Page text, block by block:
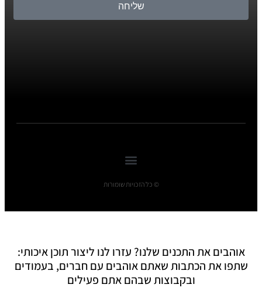
שליחה
© כל הזכויות שומורות
אוהבים את התכנים שלנו? עזרו לנו ליצור תוכן איכותי:
שתפו את הכתבות שאתם אוהבים עם חברים, בעמודים
ובקבוצות שבהם אתם פעילים